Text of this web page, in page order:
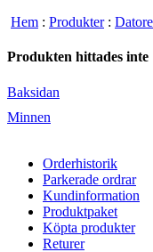
Hem : Produkter:
Produkten hittades inte
Baksidan
Minnen
Orderhistorik
Parkerade ordrar
Kundinformation
Produktpaket
Köpta produkter
Returer